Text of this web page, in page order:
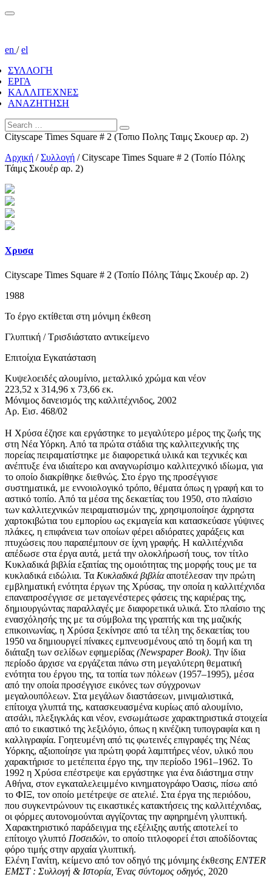
en /el
ΣΥΛΛΟΓΗ
ΕΡΓΑ
ΚΑΛΛΙΤΕΧΝΕΣ
ΑΝΑΖΗΤΗΣΗ
Cityscape Times Square # 2 (Τοπιο Πολης Ταιμς Σκουερ αρ. 2)
Αρχική /Συλλογή /Cityscape Times Square # 2 (Τοπίο Πόλης
Τάιμς Σκουέρ αρ. 2)
Χρυσα
Cityscape Times Square # 2 (Τοπίο Πόλης Τάιμς Σκουέρ αρ. 2)
1988
Το έργο εκτίθεται στη μόνιμη έκθεση
Γλυπτική / Τρισδιάστατο αντικείμενο
Επιτοίχια Εγκατάσταση
Κυψελοειδές αλουμίνιο, μεταλλικό χρώμα και νέον
223,52 x 314,96 x 73,66 εκ.
Μόνιμος δανεισμός της καλλιτέχνιδος, 2002
Aρ. Εισ. 468/02
Η Χρύσα έζησε και εργάστηκε το μεγαλύτερο μέρος της ζωής της
στη Νέα Υόρκη. Από τα πρώτα στάδια της καλλιτεχνικής της
πορείας πειραματίστηκε με διαφορετικά υλικά και τεχνικές και
ανέπτυξε ένα ιδιαίτερο και αναγνωρίσιμο καλλιτεχνικό ιδίωμα, για
το οποίο διακρίθηκε διεθνώς. Στο έργο της προσέγγισε
συστηματικά, με εννοιολογικό τρόπο, θέματα όπως η γραφή και το
αστικό τοπίο. Από τα μέσα της δεκαετίας του 1950, στο πλαίσιο
των καλλιτεχνικών πειραματισμών της, χρησιμοποίησε άχρηστα
χαρτοκιβώτια του εμπορίου ως εκμαγεία και κατασκεύασε γύψινες
πλάκες, η επιφάνεια των οποίων φέρει αδιόρατες χαράξεις και
πτυχώσεις που παραπέμπουν σε ίχνη γραφής. Η καλλιτέχνιδα
απέδωσε στα έργα αυτά, μετά την ολοκλήρωσή τους, τον τίτλο
Κυκλαδικά βιβλία εξαιτίας της ομοιότητας της μορφής τους με τα
κυκλαδικά ειδώλια. Τα Κυκλαδικά βιβλίααποτέλεσαν την πρώτη
εμβληματική ενότητα έργων της Χρύσας, την οποία η καλλιτέχνιδα
επαναπροσέγγισε σε μεταγενέστερες φάσεις της καριέρας της,
δημιουργώντας παραλλαγές με διαφορετικά υλικά. Στο πλαίσιο της
ενασχόλησής της με τα σύμβολα της γραπτής και της μαζικής
επικοινωνίας, η Χρύσα ξεκίνησε από τα τέλη της δεκαετίας του
1950 να δημιουργεί πίνακες εμπνευσμένους από τη δομή και τη
διάταξη των σελίδων εφημερίδας (Newspaper Book). Την ίδια
περίοδο άρχισε να εργάζεται πάνω στη μεγαλύτερη θεματική
ενότητα του έργου της, τα τοπία των πόλεων (1957–1995), μέσα
από την οποία προσέγγισε εικόνες των σύγχρονων
μεγαλουπόλεων. Στα μεγάλων διαστάσεων, μινιμαλιστικά,
επίτοιχα γλυπτά της, κατασκευασμένα κυρίως από αλουμίνιο,
ατσάλι, πλεξιγκλάς και νέον, ενσωμάτωσε χαρακτηριστικά στοιχεία
από το εικαστικό της λεξιλόγιο, όπως η κινέζικη τυπογραφία και η
καλλιγραφία. Γοητευμένη από τις φωτεινές επιγραφές της Νέας
Υόρκης, αξιοποίησε για πρώτη φορά λαμπτήρες νέον, υλικό που
χαρακτήρισε το μετέπειτα έργο της, την περίοδο 1961–1962. Το
1992 η Χρύσα επέστρεψε και εργάστηκε για ένα διάστημα στην
Αθήνα, στον εγκαταλελειμμένο κινηματογράφο Όασις, πίσω από
το ΦΙΞ, τον οποίο μετέτρεψε σε ατελιέ. Στα έργα της περιόδου,
που συγκεντρώνουν τις εικαστικές κατακτήσεις της καλλιτέχνιδας,
οι φόρμες αυτονομούνται αγγίζοντας την αφηρημένη γλυπτική.
Χαρακτηριστικό παράδειγμα της εξέλιξης αυτής αποτελεί το
επίτοιχο γλυπτό Ποσειδών, το οποίο τιτλοφορεί έτσι αποδίδοντας
φόρο τιμής στην αρχαία γλυπτική.
Ελένη Γανίτη, κείμενο από τον οδηγό της μόνιμης έκθεσης ENTER
EMΣΤ : Συλλογή & Ιστορία, Ένας σύντομος οδηγός, 2020